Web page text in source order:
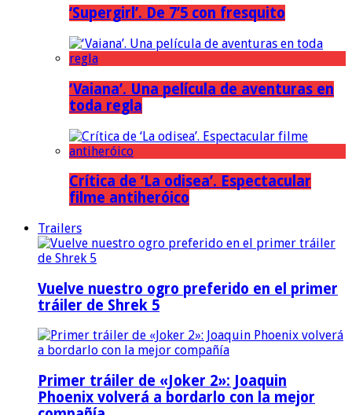
‘Supergirl’. De 7’5 con fresquito
‘Vaiana’. Una película de aventuras en
toda regla
Crítica de ‘La odisea’. Espectacular
filme antiheróico
Trailers
Vuelve nuestro ogro preferido en el primer
tráiler de Shrek 5
Primer tráiler de «Joker 2»: Joaquin
Phoenix volverá a bordarlo con la mejor